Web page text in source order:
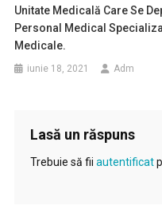
Unitate Medicală Care Se
Personal Medical
Medicale.
iunie 18, 2021 Adm
Lasă un răspuns
Trebuie să fii autentificat